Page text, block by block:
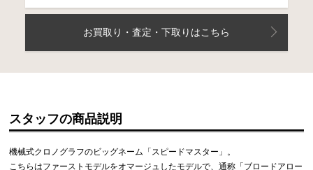
お買取り・査定・下取りはこちら
スタッフの商品説明
機械式クロノグラフのビッグネーム「スピードマスター」。
こちらはファーストモデルをオマージュしたモデルで、通称「ブロードアロー